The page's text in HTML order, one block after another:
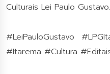
Culturais Lei Paulo Gustavo.
#LeiPauloGustavo
#Itarema #Cultura